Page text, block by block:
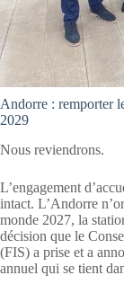
Andorre : remporter
2029
Nous reviendrons.
L’engagement
intact. L’Andorre
monde 2027, la
décision que le
(FIS) a prise et a
annuel qui se tient